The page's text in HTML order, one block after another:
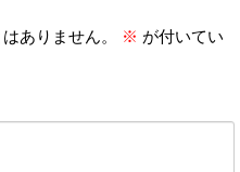
ありません。 ※ が付いてい